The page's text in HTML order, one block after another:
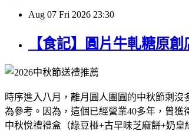
Aug 07 Fri 2026 23:30
【食記】圓片牛軋糖原
時序進入八月，離月圓人團圓的中秋節剩
為參考。因為，這個已經營業40多年，曾
中秋悅禮禮盒（綠豆椪+古早味芝麻餅+奶